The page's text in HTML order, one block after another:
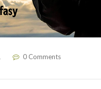
0 Comments